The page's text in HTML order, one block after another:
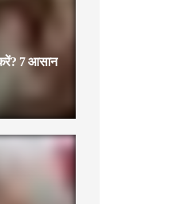
7 आसान